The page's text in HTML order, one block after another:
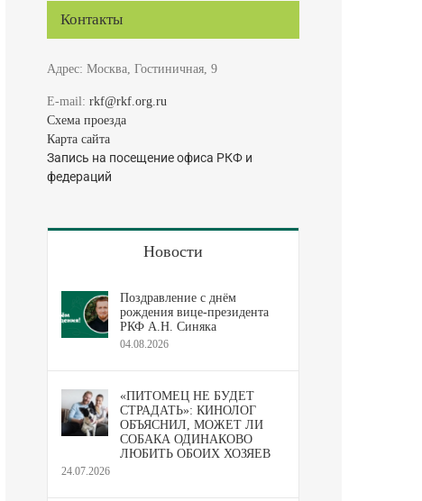
Контакты
Адрес: Москва, Гостиничная, 9
E-mail:rkf@rkf.org.ru
Схема проезда
Карта сайта
Запись на посещение офиса РКФ и
федераций
Новости
Поздравление с днём
рождения вице-президента
РКФ А.Н. Синяка
04.08.2026
«ПИТОМЕЦ НЕ БУДЕТ
СТРАДАТЬ»: КИНОЛОГ
ОБЪЯСНИЛ, МОЖЕТ ЛИ
СОБАКА ОДИНАКОВО
ЛЮБИТЬ ОБОИХ ХОЗЯЕВ
24.07.2026